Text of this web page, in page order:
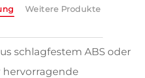
Weitere Produkte
schlagfestem ABS oder